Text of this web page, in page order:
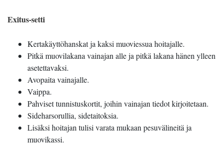
Exitus-setti
Kertakäyttöhanskat ja kaksi muoviessua hoitajalle.
Pitkä muovilakana vainajan alle ja pitkä lakana hänen ylleen
asetettavaksi.
Avopaita vainajalle.
Vaippa.
Pahviset tunnistuskortit, joihin vainajan tiedot kirjoitetaan.
Sideharsorullia, sidetaitoksia.
Lisäksi hoitajan tulisi varata mukaan pesuvälineitä ja
muovikassi.